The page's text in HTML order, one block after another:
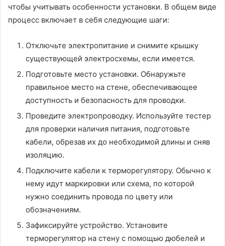
чтобы учитывать особенности установки. В общем виде
процесс включает в себя следующие шаги:
Отключьте электропитание и снимите крышку
существующей электросхемы, если имеется.
Подготовьте место установки. Обнаружьте
правильное место на стене, обеспечивающее
доступность и безопасность для проводки.
Проведите электропроводку. Используйте тестер
для проверки наличия питания, подготовьте
кабели, обрезав их до необходимой длины и сняв
изоляцию.
Подключите кабели к терморегулятору. Обычно к
нему идут маркировки или схема, по которой
нужно соединить провода по цвету или
обозначениям.
Зафиксируйте устройство. Установите
терморегулятор на стену с помощью дюбелей и